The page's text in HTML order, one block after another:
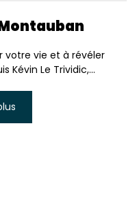
votre vie et à révéler
Kévin Le Trividic,...